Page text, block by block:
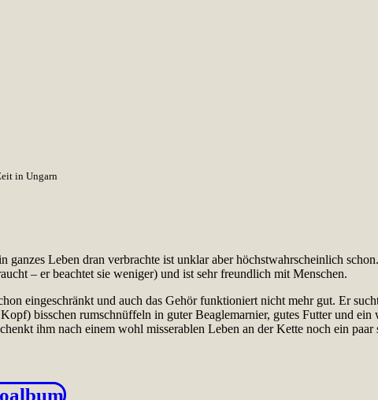
in Ungarn
Leben dran verbrachte ist unklar aber höchstwahrscheinlich
– er beachtet sie weniger) und ist sehr freundlich mit Menschen.
eingeschränkt und auch das Gehör funktioniert nicht mehr gut. Er
bisschen rumschnüffeln in guter Beaglemarnier, gutes Futter und ein
ihm nach einem wohl misserablen Leben an der Kette noch ein paar